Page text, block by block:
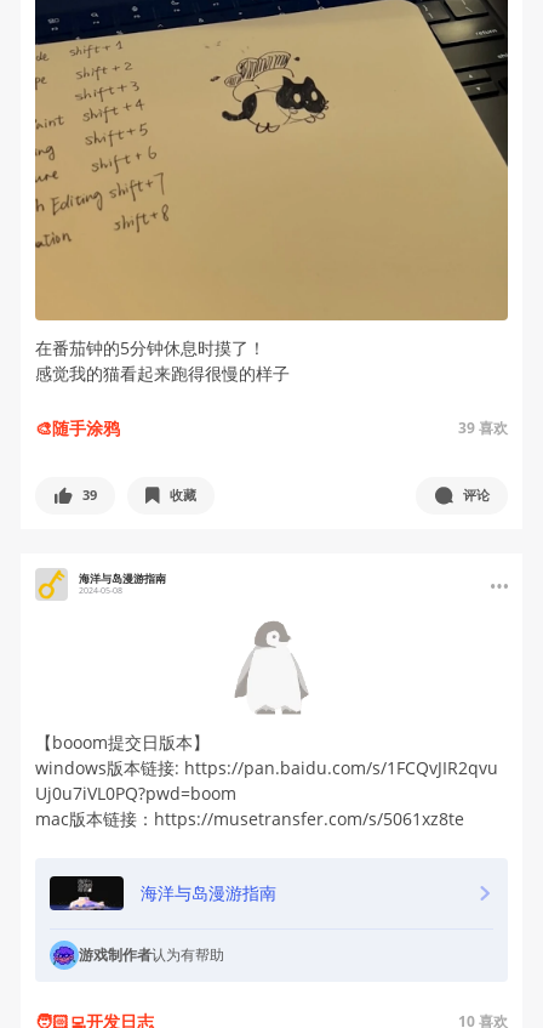
在番茄钟的5分钟休息时摸了！
感觉我的猫看起来跑得很慢的样子
🎨随手涂鸦 39喜欢
39 收藏 评论
海洋与岛漫游指南
2024-05-08
【booom提交日版本】
windows版本链接: https://pan.baidu.com/s/1FCQvJIR2qvu
Uj0u7iVL0PQ?pwd=boom
mac版本链接：https://musetransfer.com/s/5061xz8te
海洋与岛漫游指南
游戏制作者认为有帮助
🧑🏻‍💻开发日志 10喜欢